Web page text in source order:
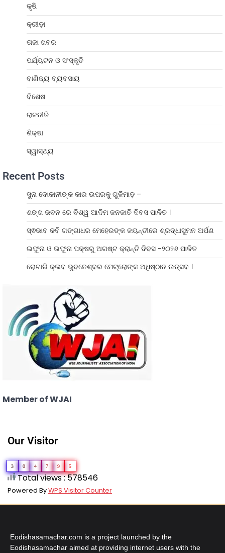
କୃଷି
କ୍ରୀଡ଼ା
ତାଜା ଖବର
ପର୍ଯ୍ୟଟନ ଓ ସଂସ୍କୃତି
ବାଣିଜ୍ୟ ବ୍ୟବସାୟ
ବିଶେଷ
ରାଜନୀତି
ଶିକ୍ଷା
ସ୍ୱାସ୍ଥ୍ୟ
Recent Posts
ସୁନା ଦୋକାନୀଙ୍କ କାର ଉପରକୁ ଗୁଳିମାଡ଼ –
ଶଙ୍ଖ ଭବନ ରେ ବିଶ୍ୱ ଆଦିମ ଜନଜାତି ଦିବସ ପାଳିତ ।
ସ୍ଵଭାବ କବି ଗଙ୍ଗାଧର ମେହେରଙ୍କ ଜୟନ୍ତୀରେ ଶ୍ରଦ୍ଧାସୁମନ ଅର୍ପଣ
ଇଫୁନା ଓ ଉଫୁନା ପକ୍ଷରୁ ଅଗଷ୍ଟ କ୍ରାନ୍ତି ଦିବସ -୨୦୨୬ ପାଳିତ
ରୋଟାରି କ୍ଲବ ଭୁବନେଶ୍ବର ମେଟ୍ରୋଙ୍କ ଅଧିଷ୍ଠାନ ଉତ୍ସବ ।
Member of WJAI
Our Visitor
3 0 4 7 9 5
Total views : 578546
Powered ByWPS Visitor Counter
Eodishasamachar.com is a project launched by the
Eodishasamachar aimed at providing internet users with the